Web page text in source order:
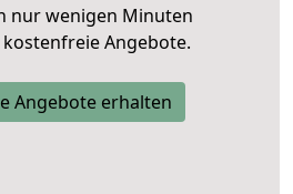
nur wenigen Minuten
Angebote.
Angebote erhalten